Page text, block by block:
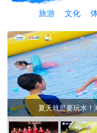
旅游 文化
央视全程直播！2026年